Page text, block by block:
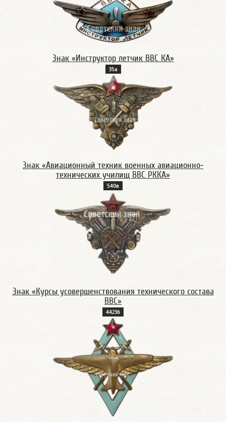
Знак «Инструктор летчик ВВС КА»
35а
Знак «Авиационный техник военных авиационно-
технических училищ ВВС РККА»
540в
Знак «Курсы усовершенствования технического состава
ВВС»
4423б